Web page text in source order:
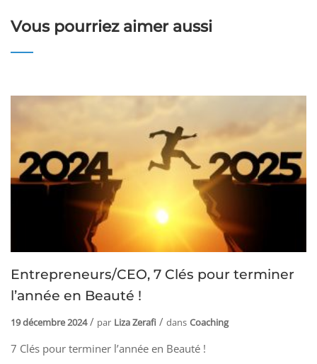
Vous pourriez aimer aussi
Entrepreneurs/CEO, 7 Clés pour terminer
l’année en Beauté !
19 décembre 2024 par Liza Zerafi dans Coaching
7 Clés pour terminer l’année en Beauté !